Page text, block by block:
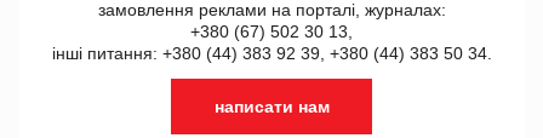
замовлення реклами на порталі, журналах:
+380 (67) 502 30 13,
інші питання: +380 (44) 383 92 39, +380 (44) 383 50 34.
написати нам